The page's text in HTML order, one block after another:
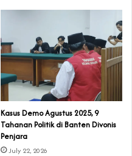
‎Kasus Demo Agustus 2025, 9
Tahanan Politik di Banten Divonis
Penjara
July 22, 2026